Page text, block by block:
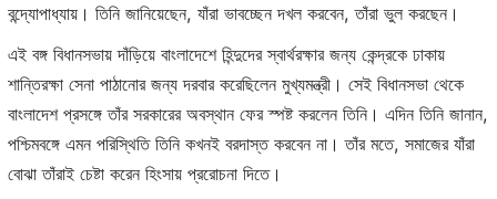
বন্দ্যোপাধ্যায়। তিনি জানিয়েছেন, যাঁরা ভাবচ্ছেন দখল করবেন, তাঁরা ভুল করছেন।
এই বঙ্গ বিধানসভায় দাঁড়িয়ে বাংলাদেশে হিন্দুদের স্বার্থরক্ষার জন্য কেন্দ্রকে ঢাকায়
শান্তিরক্ষা সেনা পাঠানোর জন্য দরবার করেছিলেন মুখ্যমন্ত্রী। সেই বিধানসভা থেকে
বাংলাদেশ প্রসঙ্গে তাঁর সরকারের অবস্থান ফের স্পষ্ট করলেন তিনি। এদিন তিনি জানান,
পশ্চিমবঙ্গে এমন পরিস্থিতি তিনি কখনই বরদাস্ত করবেন না। তাঁর মতে, সমাজের যাঁরা
বোঝা তাঁরাই চেষ্টা করেন হিংসায় প্ররোচনা দিতে।